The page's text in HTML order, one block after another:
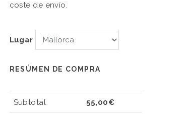
coste de envío.
Lugar
RESÚMEN DE COMPRA
Subtotal 55,00€